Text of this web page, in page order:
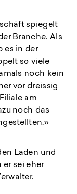
spiegelt
Branche. Als
es in der
so viele
noch kein
vor dreissig
am
noch das
Laden und
er sei eher